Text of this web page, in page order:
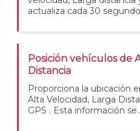
actualiza cada 30
Posición vehículos de
Distancia
Proporciona la ubicación
Alta Velocidad, Larga
GPS . Esta información